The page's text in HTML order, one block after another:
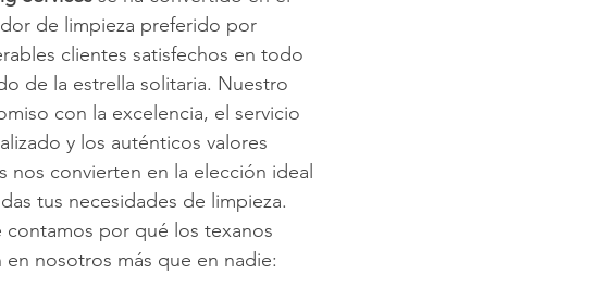
limpieza Consejos de limpieza de oficina
de limpieza preferido por
clientes satisfechos en todo
de la estrella solitaria. Nuestro
con la excelencia, el servicio
y los auténticos valores
nos convierten en la elección ideal
tus necesidades de limpieza.
contamos por qué los texanos
en nosotros más que en nadie: